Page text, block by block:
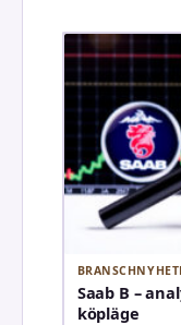
Saab B –
köpläge